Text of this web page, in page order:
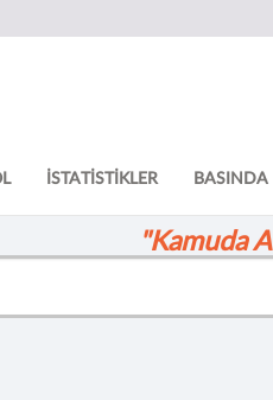
İSTATİSTİKLER
"Kamuda